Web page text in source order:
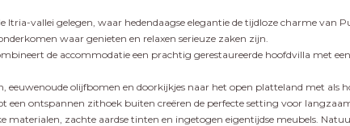
vallei gelegen, waar hedendaagse elegantie de tijdloze charme van
waar genieten en relaxen serieuze zaken zijn.
de accommodatie een prachtig gerestaureerde hoofdvilla met
olijfbomen en doorkijkjes naar het open platteland met
een ontspannen zithoek buiten creëren de perfecte setting voor
zachte aardse tinten en ingetogen eigentijdse meubels.